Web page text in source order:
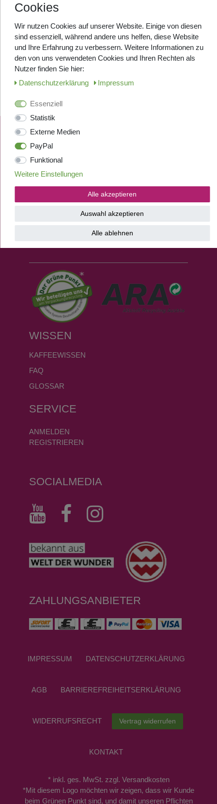
39,50 € *
1 Kilogramm | 39,50 € / Kilogramm
In den Warenkorb
UNTERNEHMEN
SICHER EINKAUFEN
PERSÖNLICHER KUNDENSERVICE
WISSEN
KAFFEEWISSEN
FAQ
GLOSSAR
SERVICE
ANMELDEN
REGISTRIEREN
SOCIALMEDIA
ZAHLUNGSANBIETER
IMPRESSUM DATEN­SCHUTZ­ERKLÄRUNG
AGB BARRIEREFREIHEITSERKLÄRUNG
WIDERRUFS­RECHT Vertrag widerrufen
KONTAKT
* inkl. ges. MwSt. zzgl. Versandkosten
*Mit diesem Logo möchten wir zeigen, dass wir Kunde
beim Grünen Punkt sind, und damit unseren Pflichten
Cookies
Wir nutzen Cookies auf unserer Website. Einige von diesen
sind essenziell, während andere uns helfen, diese Website
und Ihre Erfahrung zu verbessern. Weitere Informationen zu
den von uns verwendeten Cookies und Ihren Rechten als
Nutzer finden Sie hier:
Daten­schutz­erklärung
Impressum
Essenziell
Statistik
Externe Medien
PayPal
Funktional
Weitere Einstellungen
Alle akzeptieren
Auswahl akzeptieren
Alle ablehnen